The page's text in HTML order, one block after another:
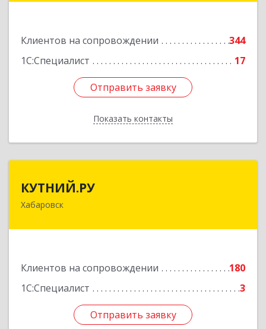
Клиентов на сопровождении
344
1С:Специалист
17
Отправить заявку
Показать контакты
Подробнее
Отправить заявку
Назад
КУТНИЙ.РУ
Хабаровск
Клиентов на сопровождении
180
1С:Специалист
3
Отправить заявку
680007, Хабаровский край, Хабаровск г,
Отправить заявку